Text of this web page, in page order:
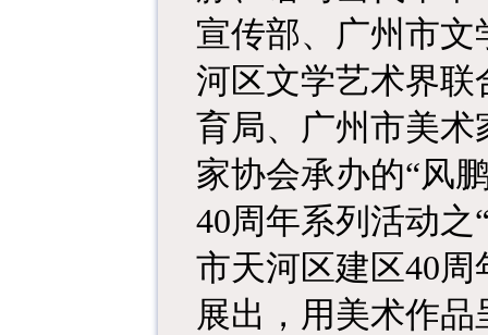
宣传部、广州市
河区文学艺术界
育局、广州市美
家协会承办的“风
40周年系列活动
市天河区建区40周
展出，用美术作